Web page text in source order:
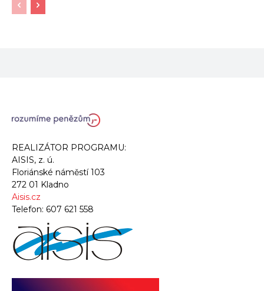
REALIZÁTOR PROGRAMU:
AISIS, z. ú.
Floriánské náměstí 103
272 01 Kladno
Aisis.cz
Telefon: 607 621 558